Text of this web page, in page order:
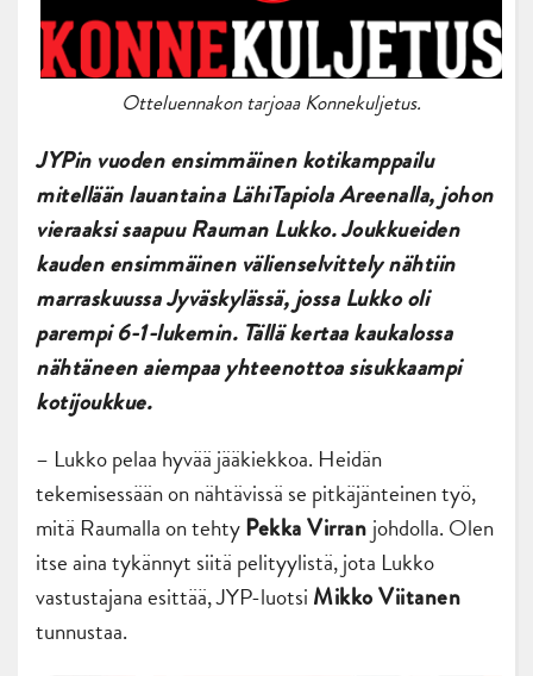
Otteluennakon tarjoaa Konnekuljetus.
JYPin vuoden ensimmäinen kotikamppailu
mitellään lauantaina LähiTapiola Areenalla, johon
vieraaksi saapuu Rauman Lukko. Joukkueiden
kauden ensimmäinen välienselvittely nähtiin
marraskuussa Jyväskylässä, jossa Lukko oli
parempi 6-1-lukemin. Tällä kertaa kaukalossa
nähtäneen aiempaa yhteenottoa sisukkaampi
kotijoukkue.
– Lukko pelaa hyvää jääkiekkoa. Heidän
tekemisessään on nähtävissä se pitkäjänteinen työ,
mitä Raumalla on tehtyPekka Virran johdolla. Olen
itse aina tykännyt siitä pelityylistä, jota Lukko
vastustajana esittää, JYP-luotsi Mikko Viitanen
tunnustaa.